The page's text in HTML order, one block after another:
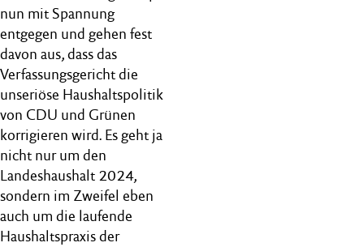
nun mit Spannung
entgegen und gehen fest
davon aus, dass das
Verfassungsgericht die
unseriöse Haushaltspolitik
von CDU und Grünen
korrigieren wird. Es geht ja
nicht nur um den
Landeshaushalt 2024,
sondern im Zweifel eben
auch um die laufende
Haushaltspraxis der